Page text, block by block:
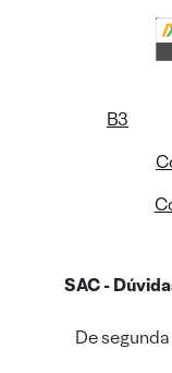
B3
SAC -
De